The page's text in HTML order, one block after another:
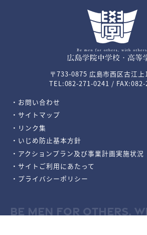
〒733-0875 広島市西区古江
TEL:082-271-0241 /
・お問い合わせ
・サイトマップ
・リンク集
・いじめ防止基本方針
・アクションプラン及び事業計画実施状況
・サイトご利用にあたって
・プライバシーポリシー
BE MEN FOR OTHERS,